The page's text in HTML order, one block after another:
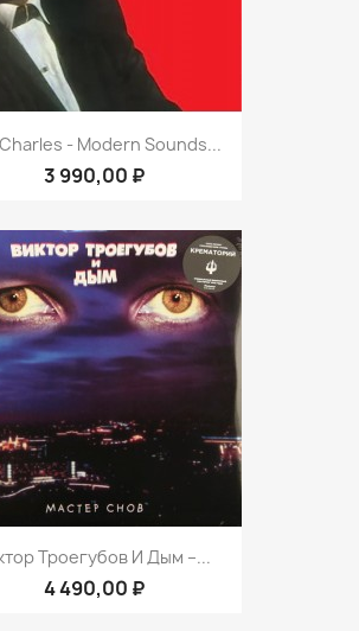
- Modern Sounds...
3 990,00 ₽
Троегубов И Дым ‎–...
4 490,00 ₽